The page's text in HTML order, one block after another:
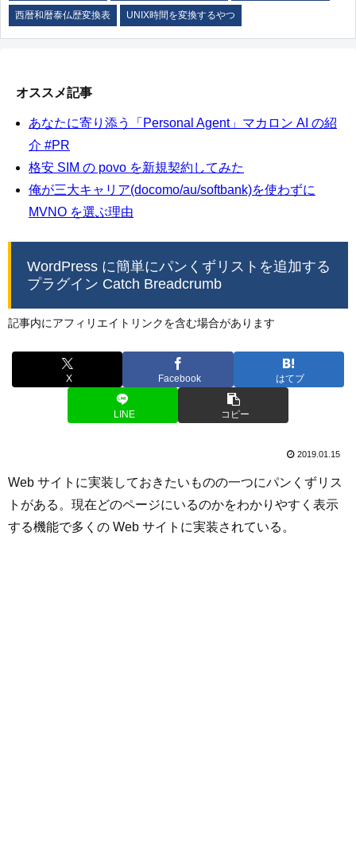
西暦和暦泰仏歴変換表 UNIX時間を変換するやつ
オススメ記事
あなたに寄り添う「Personal Agent」マカロン AI の紹
介 #PR
格安 SIM の povo を新規契約してみた
俺が三大キャリア(docomo/au/softbank)を使わずに
MVNO を選ぶ理由
WordPress に簡単にパンくずリストを追加する
プラグイン Catch Breadcrumb
記事内にアフィリエイトリンクを含む場合があります
X Facebook はてブ
LINE コピー
2019.01.15
Web サイトに実装しておきたいものの一つにパンくずリス
トがある。現在どのページにいるのかをわかりやすく表示
する機能で多くの Web サイトに実装されている。